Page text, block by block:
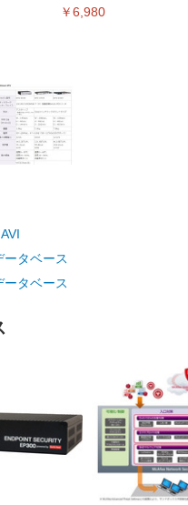
￥6,980
ア 椅
跳ね
ンパク
pc 事務
降 強化
)
ア 人間工学 疲れない ブラッ
ク
￥27,999
ミア
ホワイ
UHD・USB Type-C・ホワイ
トシ
回使い
300枚
枚) ホワイト(吸収面:ライトブ
ルー)
￥3,234
ータベース
ータベース